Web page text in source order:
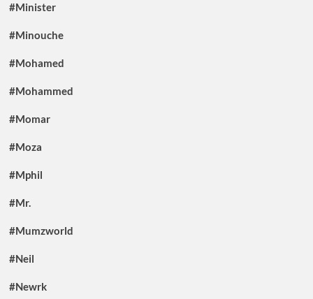
#Minister
#Minouche
#Mohamed
#Mohammed
#Momar
#Moza
#Mphil
#Mr.
#Mumzworld
#Neil
#Newrk